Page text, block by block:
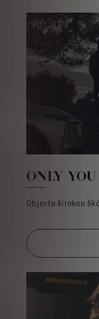
ONLY YOU
Objevte širokou